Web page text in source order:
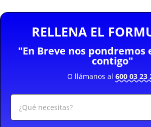
RELLENA EL
"En Breve nos pondremos
contigo"
O llámanos al 600 03 23